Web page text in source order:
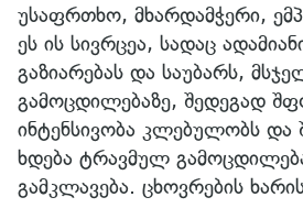
უსაფრთხო, მხარდამჭერი,
ეს ის სივრცეა, სადაც
გაზიარებას და საუბარს,
გამოცდილებაზე, შედეგად
ინტენსივობა კლებულობს და
ხდება ტრავმულ
გამკლავება. ცხოვრების